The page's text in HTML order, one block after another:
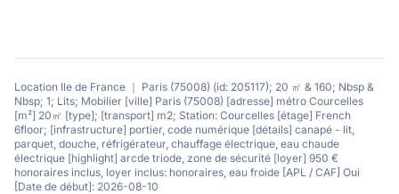
Location Ile de France ｜ Paris (75008) (id: 205117); 20 ㎡ & 160; Nbsp &
Nbsp; 1; Lits; Mobilier [ville] Paris (75008) [adresse] métro Courcelles
[m²] 20㎡ [type]; [transport] m2; Station: Courcelles [étage] French
6floor; [infrastructure] portier, code numérique [détails] canapé - lit,
parquet, douche, réfrigérateur, chauffage électrique, eau chaude
électrique [highlight] arcde triode, zone de sécurité [loyer] 950 €
honoraires inclus, loyer inclus: honoraires, eau froide [APL / CAF] Oui
[Date de début]: 2026-08-10